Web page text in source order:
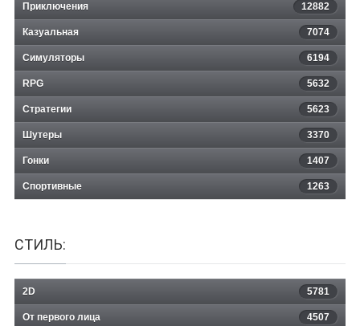
Приключения 12882
Казуальная 7074
Симуляторы 6194
RPG 5632
Стратегии 5623
Шутеры 3370
Гонки 1407
Спортивные 1263
СТИЛЬ:
2D 5781
От первого лица 4507